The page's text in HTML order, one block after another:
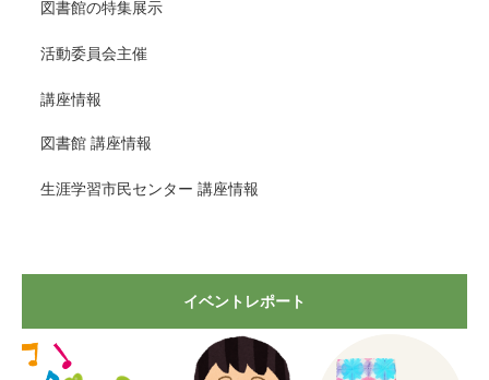
図書館の特集展示
活動委員会主催
講座情報
図書館 講座情報
生涯学習市民センター 講座情報
イベントレポート